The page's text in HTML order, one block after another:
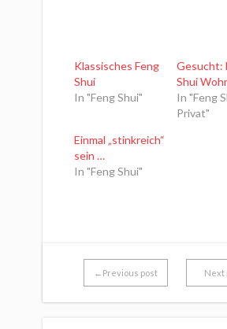
Klassisches Feng
Shui
In "Feng Shui"
Gesucht:
Shui
In "Feng
Privat"
Einmal „stinkreich“
sein …
In "Feng Shui"
←Previous post Next